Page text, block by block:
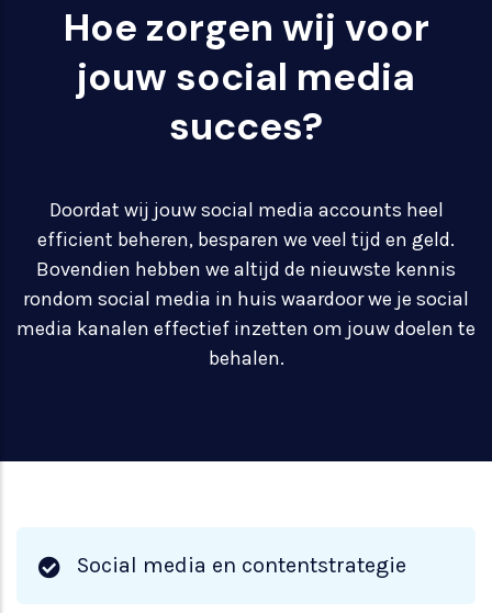
Hoe zorgen wij voor
jouw social media
succes?
Doordat wij jouw social media accounts heel
efficient beheren, besparen we veel tijd en geld.
Bovendien hebben we altijd de nieuwste kennis
rondom social media in huis waardoor we je social
media kanalen effectief inzetten om jouw doelen te
behalen.
Social media en contentstrategie